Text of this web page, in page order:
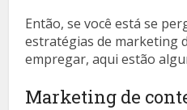
Então, se você está se
estratégias de marketing
empregar, aqui estão
Marketing de